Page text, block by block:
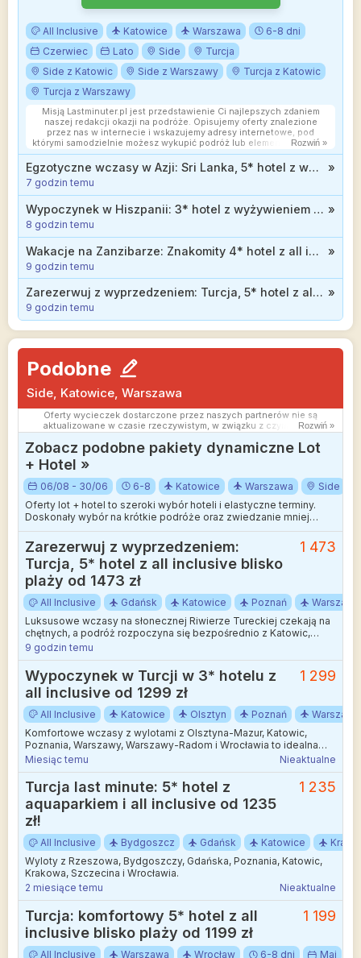
All Inclusive Katowice Warszawa
6-8 dni
Czerwiec
Lato Side
Turcja
Side z Katowic
Side z Warszawy
Turcja z Katowic
Turcja z Warszawy
Misją Lastminuter.pl jest przedstawienie Ci najlepszych zdaniem
naszej redakcji okazji na podróże. Opisujemy oferty znalezione
przez nas w internecie i wskazujemy adresy internetowe, pod
którymi samodzielnie możesz wykupić podróż lub elementy podróży.
Ceny w artykułach są aktualne w chwili publikacji. Możemy
otrzymywać wynagrodzenie od partnerów handlowych, do których
Cię przekierowujemy. Nie ma to wpływu na cenę Twojej wycieczki.
Rozwiń »
Egzotyczne wczasy w Azji: Sri Lanka, 5* hotel z wyżywieniem i widokiem na ocean od 4268 zł »
7 godzin temu
Wypoczynek w Hiszpanii: 3* hotel z wyżywieniem niedaleko morza od 989 zł »
8 godzin temu
Wakacje na Zanzibarze: Znakomity 4* hotel z all inclusive soft przy plaży od 4999 zł »
9 godzin temu
Zarezerwuj z wyprzedzeniem: Turcja, 5* hotel z all inclusive blisko plaży od 1473 zł »
9 godzin temu
Podobne
Side, Katowice, Warszawa
Oferty wycieczek dostarczone przez naszych partnerów nie są
aktualizowane w czasie rzeczywistym, w związku z czym ceny i
dostępność ofert mogą się nieznacznie różnić od aktualnych.
Dokładamy wszelkich starań aby rozbieżności były jak najmniejsze.
Rozwiń »
Zobacz podobne pakiety dynamiczne Lot
+ Hotel »
06/08 - 30/06 6-8 Katowice Warszawa
Side
Oferty lot + hotel to szeroki wybór hoteli i elastyczne terminy.
Doskonały wybór na krótkie podróże oraz zwiedzanie mniej
wakacyjnych kierunków.
Zarezerwuj z wyprzedzeniem:
Turcja, 5* hotel z all inclusive blisko
plaży od 1473 zł
1 473
All Inclusive Gdańsk Katowice Poznań
Warszawa
Luksusowe wczasy na słonecznej Riwierze Tureckiej czekają na
chętnych, a podróż rozpoczyna się bezpośrednio z Katowic,
Gdańska, Poznania i Warszawy.
9 godzin temu
Wypoczynek w Turcji w 3* hotelu z
all inclusive od 1299 zł
1 299
All Inclusive Katowice Olsztyn Poznań
Warszawa
Komfortowe wczasy z wylotami z Olsztyna-Mazur, Katowic,
Poznania, Warszawy, Warszawy-Radom i Wrocławia to idealna
propozycja na letni odpoczynek w historycznym otoczeniu.
Miesiąc temu Nieaktualne
Turcja last minute: 5* hotel z
aquaparkiem i all inclusive od 1235
zł!
1 235
All Inclusive Bydgoszcz Gdańsk Katowice
Wyloty z Rzeszowa, Bydgoszczy, Gdańska, Poznania, Katowic,
Krakowa, Szczecina i Wrocławia.
2 miesiące temu
Nieaktualne
Turcja: komfortowy 5* hotel z all
inclusive blisko plaży od 1199 zł
1 199
All Inclusive Warszawa Wrocław 6-8 dni Maj